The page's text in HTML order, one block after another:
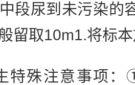
段尿到未污染的
留取10m1.将标
殊注意事项：